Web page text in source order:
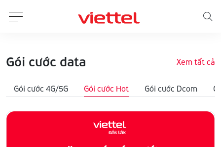
Gói cước data
Gói cước 4G/5G Gói cước Hot Gói cước Dcom
Xem tất cả